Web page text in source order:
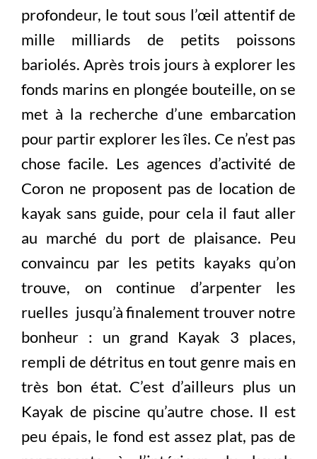
profondeur, le tout sous l’œil attentif de
mille milliards de petits poissons
bariolés. Après trois jours à explorer les
fonds marins en plongée bouteille, on se
met à la recherche d’une embarcation
pour partir explorer les îles. Ce n’est pas
chose facile. Les agences d’activité de
Coron ne proposent pas de location de
kayak sans guide, pour cela il faut aller
au marché du port de plaisance. Peu
convaincu par les petits kayaks qu’on
trouve, on continue d’arpenter les
ruelles jusqu’à finalement trouver notre
bonheur : un grand Kayak 3 places,
rempli de détritus en tout genre mais en
très bon état. C’est d’ailleurs plus un
Kayak de piscine qu’autre chose. Il est
peu épais, le fond est assez plat, pas de